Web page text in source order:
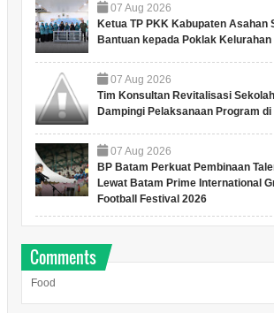
07 Aug 2026
Ketua TP PKK Kabupaten Asahan
Bantuan kepada Poklak Kelurahan
07 Aug 2026
Tim Konsultan Revitalisasi
Dampingi Pelaksanaan Program
07 Aug 2026
BP Batam Perkuat Pembinaan
Lewat Batam Prime International
Football Festival 2026
Comments
Food